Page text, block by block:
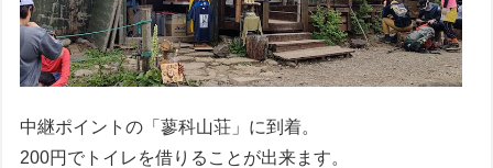
中継ポイントの「蓼科山荘」に到着。
200円でトイレを借りることが出来ます。